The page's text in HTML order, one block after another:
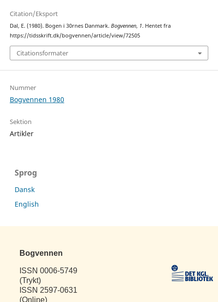
Citation/Eksport
Dal, E. (1980). Bogen i 30rnes Danmark. Bogvennen, 1. Hentet fra
https://tidsskrift.dk/bogvennen/article/view/72505
Citationsformater
Nummer
Bogvennen 1980
Sektion
Artikler
Sprog
Dansk
English
Bogvennen
ISSN 0006-5749
(Trykt)
ISSN 2597-0631
(Online)